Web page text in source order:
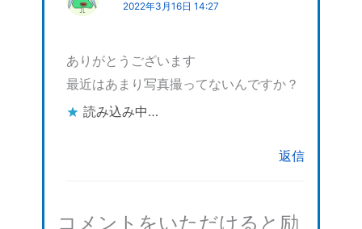
2022年3月16日 14:27
ありがとうございます
最近はあまり写真撮ってないんですか？
読み込み中…
返信
コメントをいただけると励